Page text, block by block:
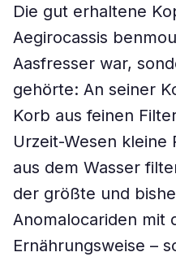
Die gut erhaltene
Aegirocassis
Aasfresser war,
gehörte: An seiner
Korb aus feinen
Urzeit-Wesen kleine
aus dem Wasser
der größte und
Anomalocariden mit
Ernährungsweise –